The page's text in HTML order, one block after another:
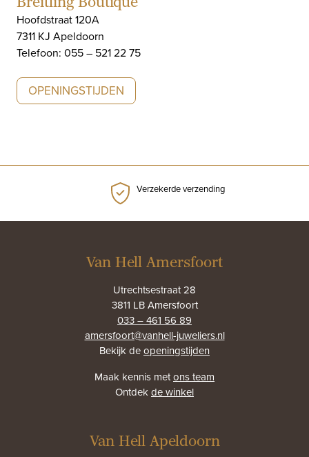
Hoofdstraat 120A
7311 KJ Apeldoorn
Telefoon: 055 – 521 22 75
OPENINGSTIJDEN
Verzekerde verzending
Van Hell Amersfoort
Utrechtsestraat 28
3811 LB Amersfoort
033 – 461 56 89
amersfoort@vanhell-juweliers.nl
Bekijk deopeningstijden
Maak kennis metons team
Ontdekde winkel
Van Hell Apeldoorn